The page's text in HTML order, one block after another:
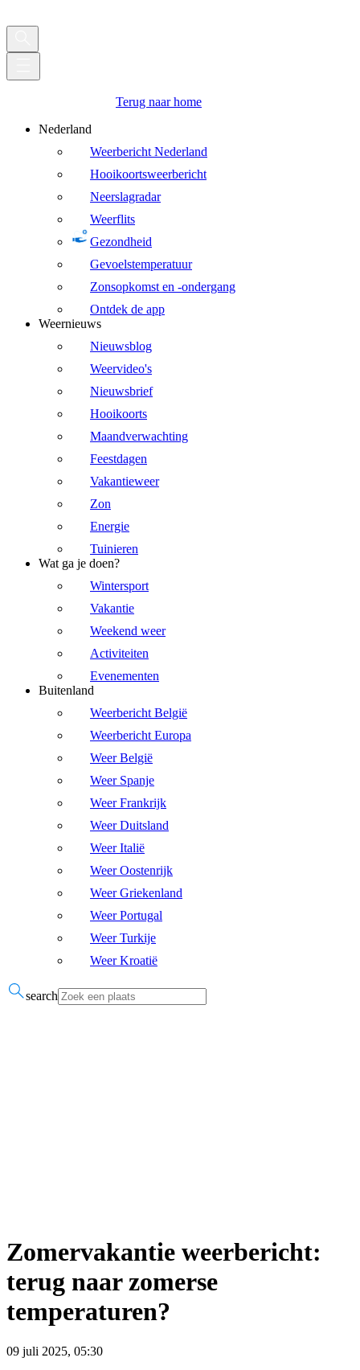
Terug naar home
Nederland
Weerbericht Nederland
Hooikoortsweerbericht
Neerslagradar
Weerflits
Gezondheid
Gevoelstemperatuur
Zonsopkomst en -ondergang
Ontdek de app
Weernieuws
Nieuwsblog
Weervideo's
Nieuwsbrief
Hooikoorts
Maandverwachting
Feestdagen
Vakantieweer
Zon
Energie
Tuinieren
Wat ga je doen?
Wintersport
Vakantie
Weekend weer
Activiteiten
Evenementen
Buitenland
Weerbericht België
Weerbericht Europa
Weer België
Weer Spanje
Weer Frankrijk
Weer Duitsland
Weer Italië
Weer Oostenrijk
Weer Griekenland
Weer Portugal
Weer Turkije
Weer Kroatië
search
Zomervakantie weerbericht:
terug naar zomerse
temperaturen?
09 juli 2025, 05:30